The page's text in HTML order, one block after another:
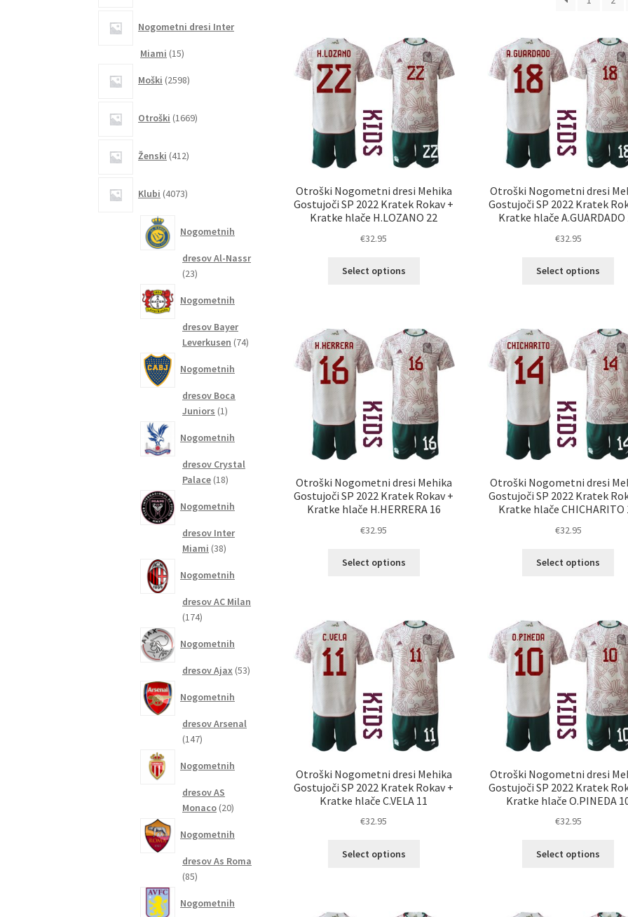
Otroški Nogometni dresi Mehika
Gostujoči SP 2022 Kratek Rokav +
Kratke hlače H.LOZANO 22
€32.95
Select options
različic.
Možnosti
lahko
izberete
na
strani
izdelka
Otroški Nogometni dresi
Gostujoči SP 2022 Kratek
Kratke hlače A.GUARDADO
€32.95
Select options
na
Otroški Nogometni dresi Mehika
Gostujoči SP 2022 Kratek Rokav +
Kratke hlače H.HERRERA 16
€32.95
Select options
Možnosti
lahko
izberete
na
strani
izdelka
Otroški Nogometni dresi
Gostujoči SP 2022 Kratek
Kratke hlače CHICHARITO
€32.95
Select options
na
Otroški Nogometni dresi Mehika
Gostujoči SP 2022 Kratek Rokav +
Kratke hlače C.VELA 11
€32.95
Select options
Otroški Nogometni dresi
Gostujoči SP 2022 Kratek
Kratke hlače O.PINEDA
€32.95
Select options
Nogometni dresi Inter
Miami 1515
Moški 2598izdelkov
Otroški 1669izdelkov
Ženski 412izdelkov
Klubi 4073izdelkov
Nogometnih
dresov Al-Nassr
2323
Nogometnih
dresov Bayer
Leverkusen 7474
Nogometnih
dresov Boca
Juniors 11
Nogometnih
dresov Crystal
Palace 1818
Nogometnih
dresov Inter
Miami 3838
Nogometnih
dresov AC Milan
174174
Nogometnih
dresov Ajax 5353
Nogometnih
dresov Arsenal
147147
Nogometnih
dresov AS
Monaco 2020
Nogometnih
dresov As Roma
8585
Nogometnih